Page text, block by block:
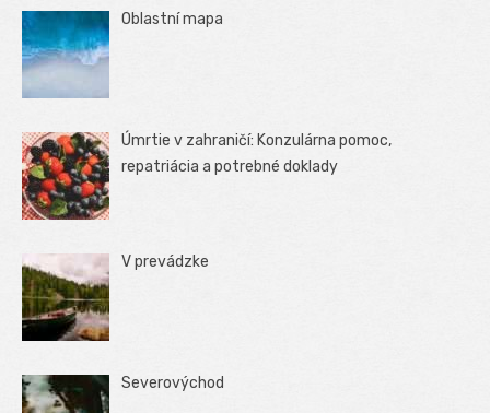
Oblastní mapa
Úmrtie v zahraničí: Konzulárna pomoc,
repatriácia a potrebné doklady
V prevádzke
Severovýchod